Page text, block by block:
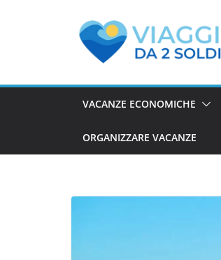
VACANZE ECONOMICHE
ORGANIZZARE VACANZE